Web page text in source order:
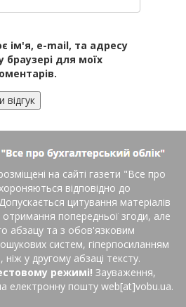
ім'я, e-mail, та адресу
браузері для моїх
на сайті газети "Все про
відповідно до
цитування матеріалів
попередньої згоди, але
абзацу та з обов'язковим
систем, гіперпосиланням
у другому абзаці тексту.
режимі! Зауваження,
електронну пошту web[at]vobu.ua.